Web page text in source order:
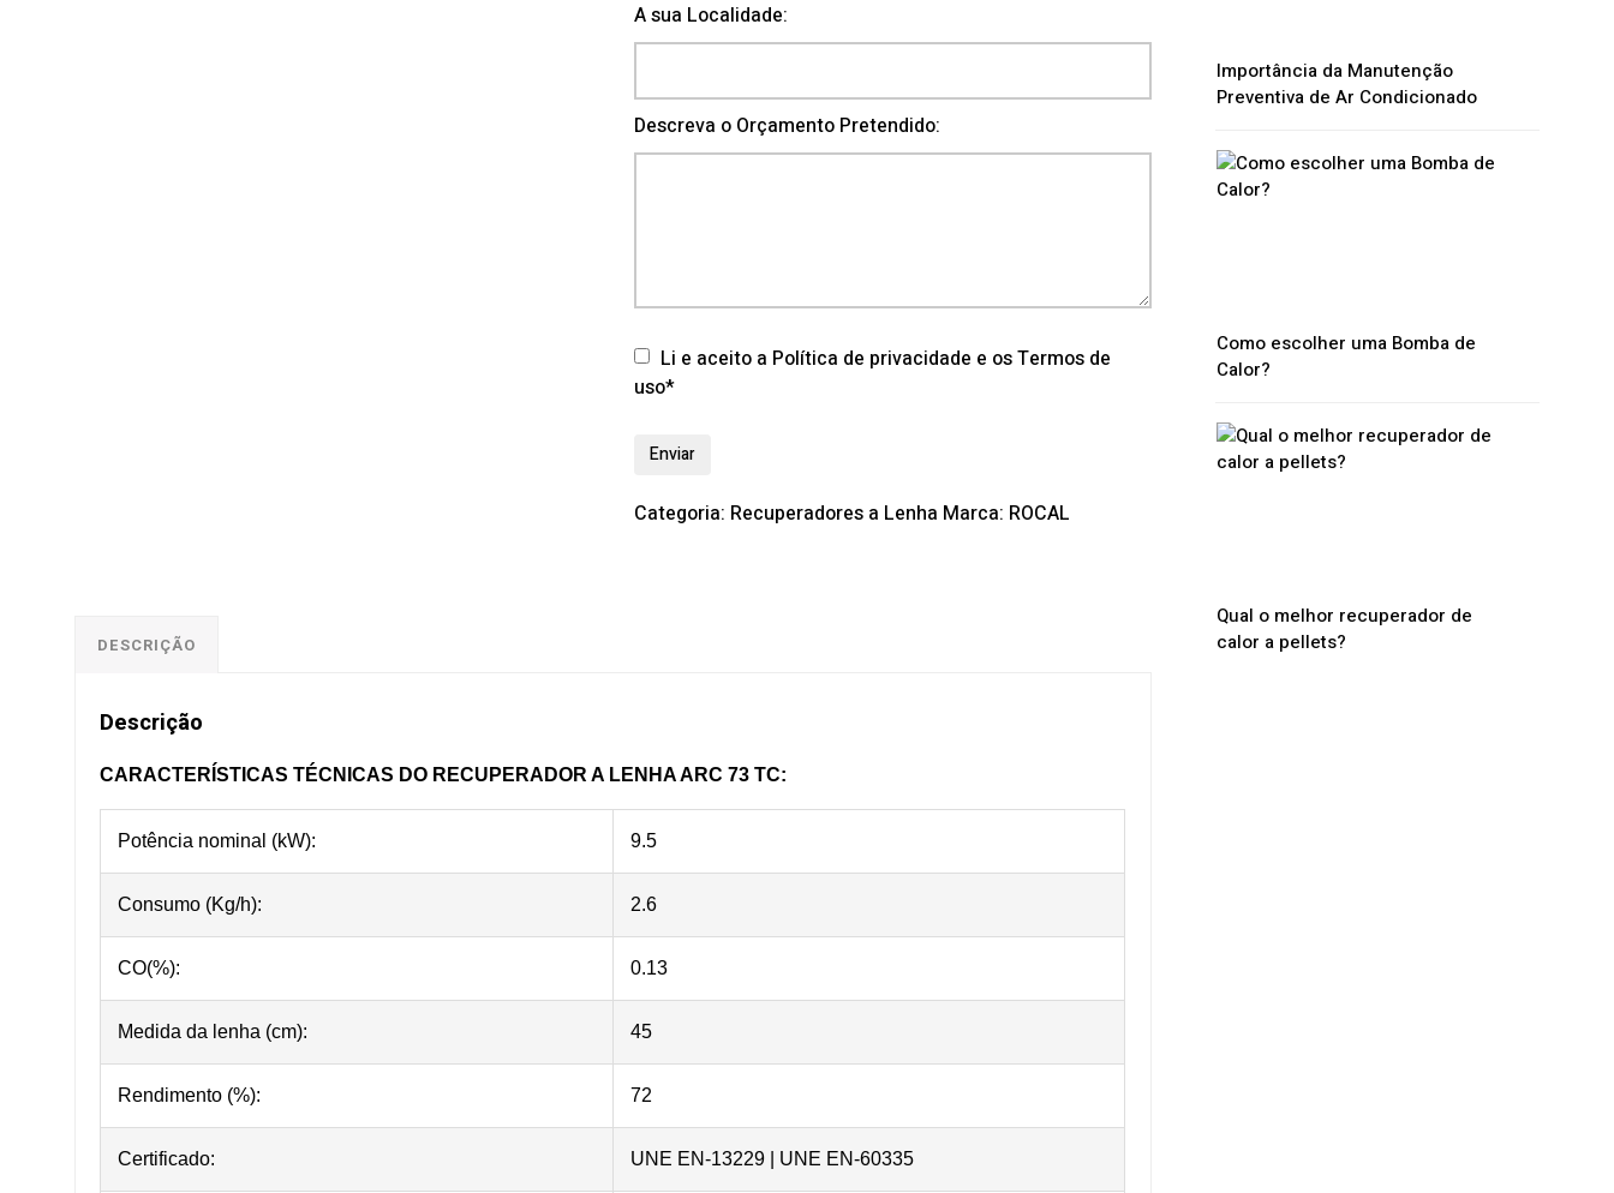
A sua Localidade:
Descreva o Orçamento Pretendido:
Li e aceito a Política de privacidade e os Termos de
uso*
Categoria: Recuperadores a Lenha Marca: ROCAL
DESCRIÇÃO
Descrição
CARACTERÍSTICAS TÉCNICAS DO RECUPERADOR A LENHA ARC 73 TC:
Potência nominal (kW): 9.5
Consumo (Kg/h): 2.6
CO(%): 0.13
Medida da lenha (cm): 45
Rendimento (%): 72
Certificado: UNE EN-13229 | UNE EN-60335
Importância da Manutenção
Preventiva de Ar Condicionado
Como escolher uma Bomba de
Calor?
Qual o melhor recuperador de
calor a pellets?